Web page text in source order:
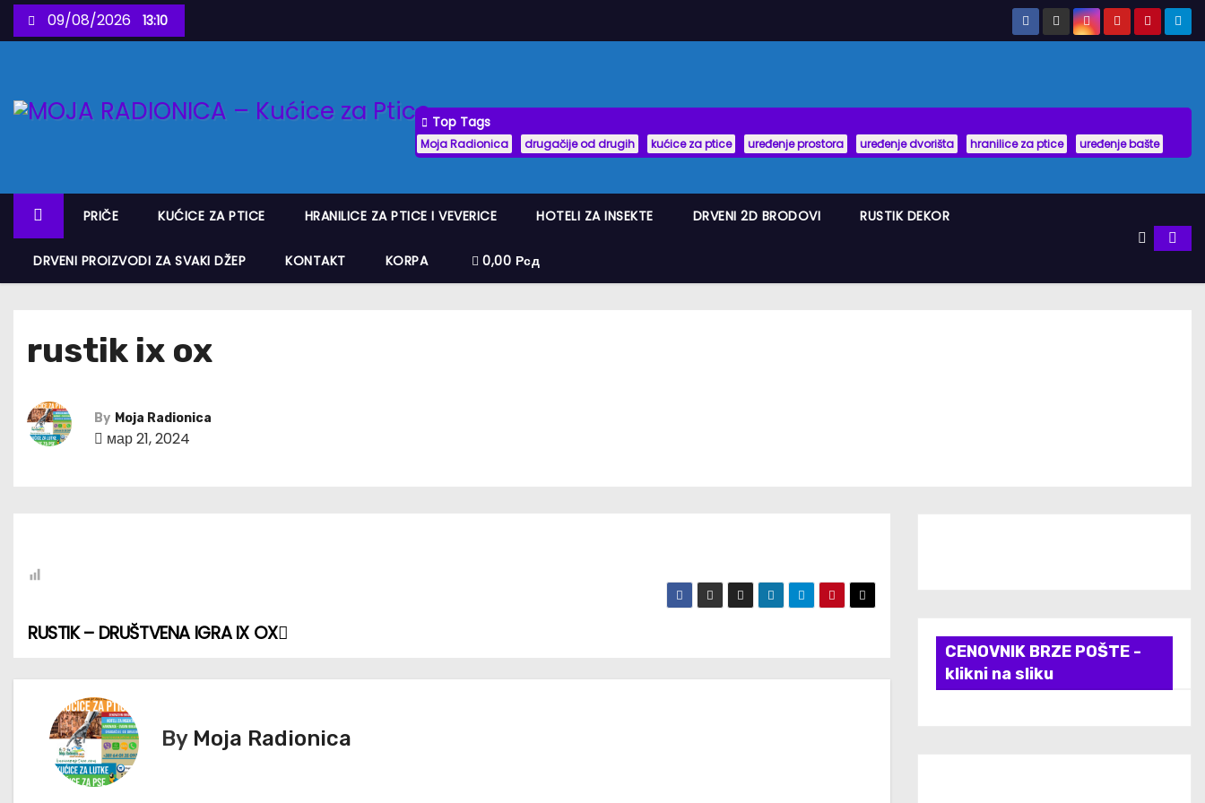
k
n
09/08/2026 13:10
Top Tags
Moja Radionica drugačije od drugih kućice za ptice uređenje prostora uređenje dvorišta hranilice za ptice uređenje bašte
PRIČE KUĆICE ZA PTICE HRANILICE ZA PTICE I VEVERICE HOTELI ZA INSEKTE DRVENI 2D BRODOVI RUSTIK DEKOR
DRVENI PROIZVODI ZA SVAKI DŽEP KONTAKT KORPA 0,00 Рсд
rustik ix ox
By Moja Radionica
мар 21, 2024
К
р
RUSTIK – DRUŠTVENA IGRA IX OX
By Moja Radionica
CENOVNIK BRZE POŠTE -
klikni na sliku